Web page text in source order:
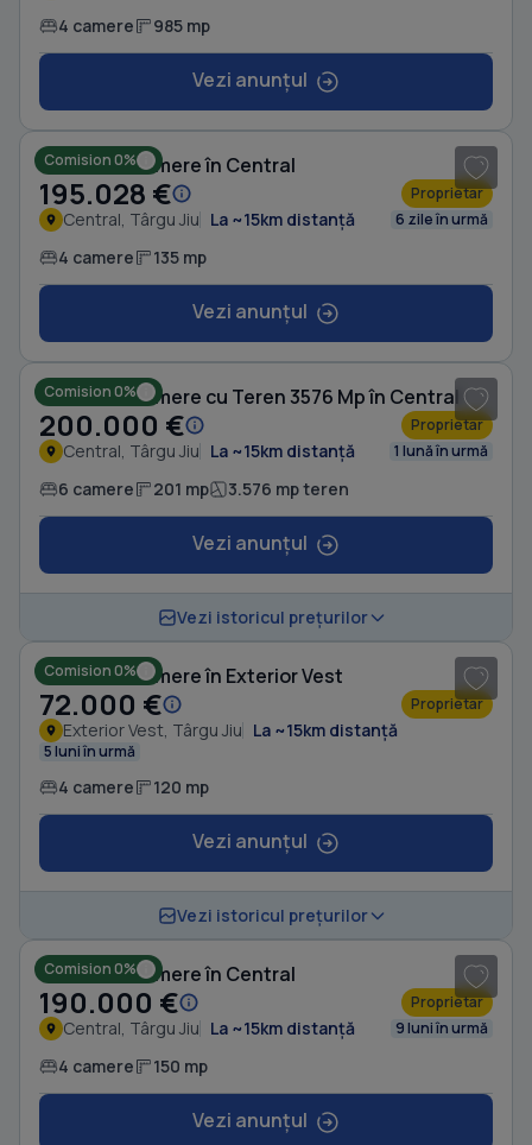
4 camere 985 mp
Vezi anunțul
Comision 0%
Casă cu 4 camere în Central
195.028 € Proprietar
Central, Târgu Jiu La ~15km distanță 6 zile în urmă
4 camere 135 mp
Vezi anunțul
Comision 0%
Casă cu 6 camere cu Teren 3576 Mp în Central
200.000 € Proprietar
Central, Târgu Jiu La ~15km distanță 1 lună în urmă
6 camere 201 mp 3.576 mp teren
Vezi anunțul
Vezi istoricul prețurilor
Comision 0%
Casă cu 4 camere în Exterior Vest
72.000 € Proprietar
Exterior Vest, Târgu Jiu La ~15km distanță
5 luni în urmă
4 camere 120 mp
Vezi anunțul
Vezi istoricul prețurilor
Comision 0%
Casă cu 4 camere în Central
190.000 € Proprietar
Central, Târgu Jiu La ~15km distanță 9 luni în urmă
4 camere 150 mp
Vezi anunțul